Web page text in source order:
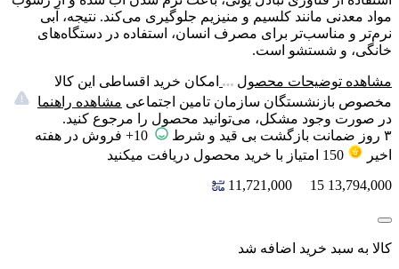
مواد معدنی مانند کلسیم و منیزیم جلوگیری می‌کند. نتیجه، آبی
نرم‌تر و مناسب‌تر برای مصرف انسان، استفاده در دستگاه‌های
خانگی، و شستشو است.
مشاهده توضیحات محصول
امکان خرید اقساطی این کالا
مخصوص بازنشستگان سازمان تامین اجتماعی مشاهده راهنما
در صورت وجود مشکل، می‌توانید محصول را مرجوع کنید.
۳ روز ضمانت بازگشت بی قید و شرط
10+ فروش در هفته
اخیر
150 امتیاز با خرید محصول دریافت میکنید
13,794,000
15
11,721,000
کالا به سبد خرید اضافه شد